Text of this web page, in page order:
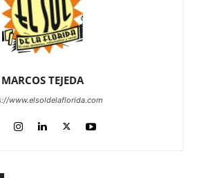
MARCOS TEJEDA
www.elsoldelaflorida.com